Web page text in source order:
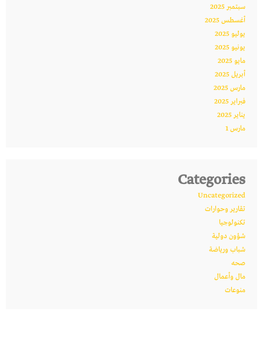
سبتمبر 2025
أغسطس 2025
يوليو 2025
يونيو 2025
مايو 2025
أبريل 2025
مارس 2025
فبراير 2025
يناير 2025
مارس 1
Categories
Uncategorized
تقارير وحوارات
تكنولوجيا
شؤون دولية
شباب ورياضة
صحه
مال وأعمال
منوعات